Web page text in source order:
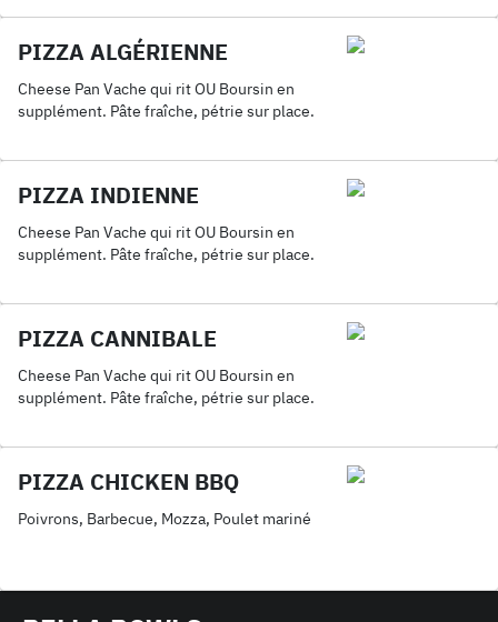
PIZZA ALGÉRIENNE
Cheese Pan Vache qui rit OU Boursin en
supplément. Pâte fraîche, pétrie sur place.
PIZZA INDIENNE
Cheese Pan Vache qui rit OU Boursin en
supplément. Pâte fraîche, pétrie sur place.
PIZZA CANNIBALE
Cheese Pan Vache qui rit OU Boursin en
supplément. Pâte fraîche, pétrie sur place.
PIZZA CHICKEN BBQ
Poivrons, Barbecue, Mozza, Poulet mariné